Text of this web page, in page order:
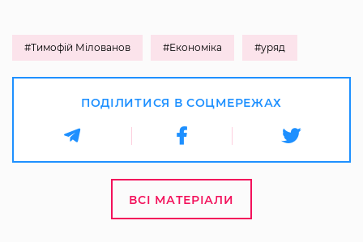
#Тимофій Мілованов #Економіка #уряд
ПОДІЛИТИСЯ В СОЦМЕРЕЖАХ
ВСІ МАТЕРІАЛИ